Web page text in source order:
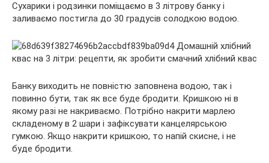
Сухарики і родзинки поміщаємо в 3 літрову банку і
заливаємо постигла до 30 градусів солодкою водою.
Банку виходить не повністю заповнена водою, так і
повинно бути, так як все буде бродити. Кришкою ні в
якому разі не накриваємо. Потрібно накрити марлею
складеному в 2 шари і зафіксувати канцелярською
гумкою. Якщо накрити кришкою, то напій скисне, і не
буде бродити.